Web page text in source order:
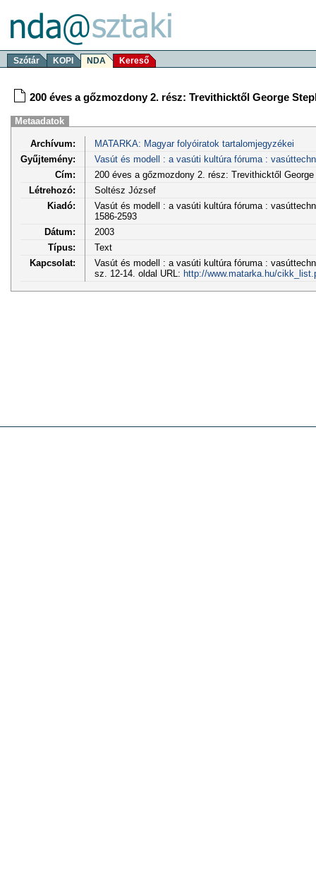
Szótár KOPI NDA Kereső
200 éves a gőzmozdony 2. rész: Trevithicktől George
Metaadatok
Archívum:
MATARKA: Magyar folyóiratok tartalomjegyzékei
Gyűjtemény:
Vasút és modell : a vasúti kultúra fóruma :
Cím:
200 éves a gőzmozdony 2. rész: Trevithicktől
Létrehozó:
Soltész József
Kiadó:
Vasút és modell : a vasúti kultúra fóruma :
1586-2593
Dátum:
2003
Típus:
Text
Kapcsolat:
Vasút és modell : a vasúti kultúra fóruma :
sz. 12-14. oldal URL: http://www.matarka.hu/